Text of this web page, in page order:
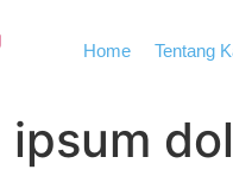
Home Tentang
ipsum